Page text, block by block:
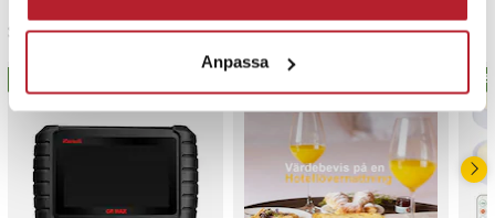
Anpassa
Senast besökta